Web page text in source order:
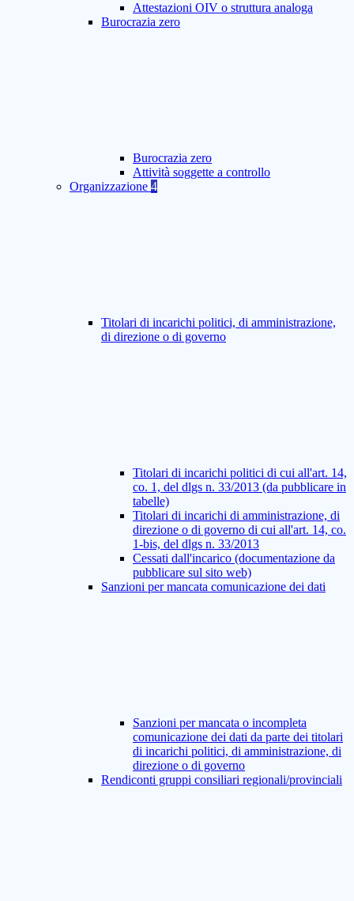
Attestazioni OIV o struttura analoga
Burocrazia zero
Burocrazia zero
Attività soggette a controllo
Organizzazione 4
Titolari di incarichi politici, di amministrazione,
di direzione o di governo
Titolari di incarichi politici di cui all'art. 14,
co. 1, del dlgs n. 33/2013 (da pubblicare in
tabelle)
Titolari di incarichi di amministrazione, di
direzione o di governo di cui all'art. 14, co.
1-bis, del dlgs n. 33/2013
Cessati dall'incarico (documentazione da
pubblicare sul sito web)
Sanzioni per mancata comunicazione dei dati
Sanzioni per mancata o incompleta
comunicazione dei dati da parte dei titolari
di incarichi politici, di amministrazione, di
direzione o di governo
Rendiconti gruppi consiliari regionali/provinciali